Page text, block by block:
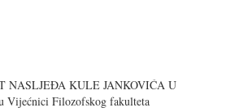
NASLJEĐA KULE JANKOVIĆA U
Vijećnici Filozofskog fakulteta